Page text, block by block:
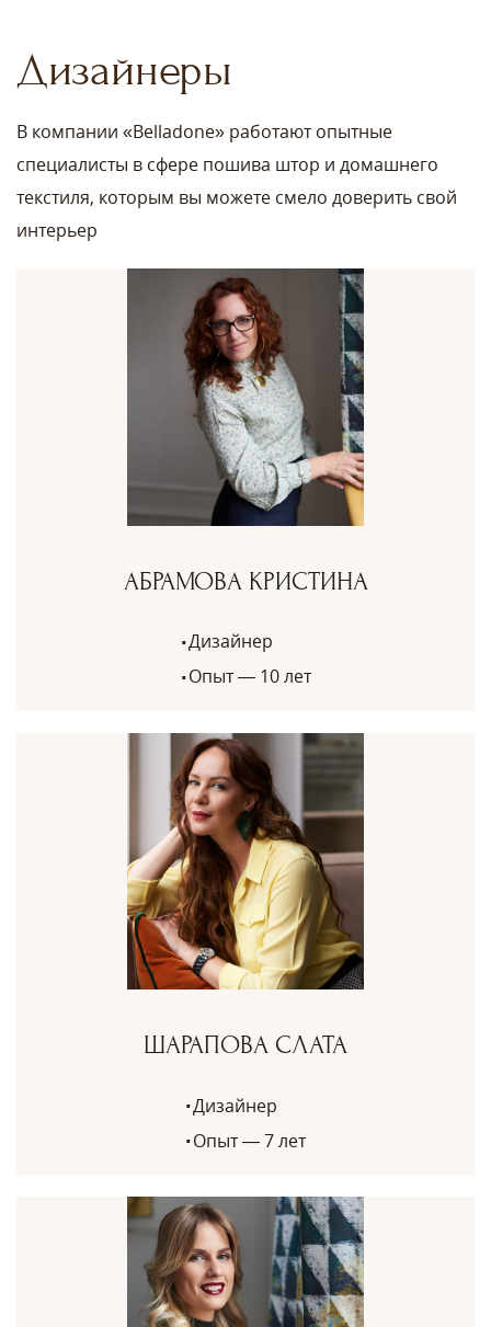
Дизайнеры
В компании «Belladone» работают опытные
специалисты в сфере пошива штор и домашнего
текстиля, которым вы можете смело доверить свой
интерьер
АБРАМОВА КРИСТИНА
Дизайнер
Опыт — 10 лет
ШАРАПОВА СЛАТА
Дизайнер
Опыт — 7 лет